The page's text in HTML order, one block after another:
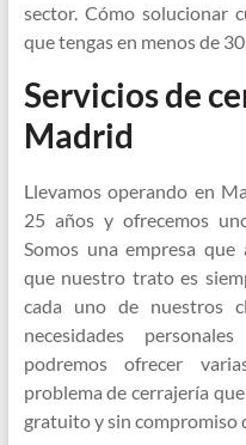
sector. Cómo solucionar
que tengas en menos de
Servicios de
Madrid
Llevamos operando en
25 años y ofrecemos
Somos una empresa
que nuestro trato es
cada uno de nuestros
necesidades
podremos ofrecer
problema de cerrajería
gratuito y sin compromiso